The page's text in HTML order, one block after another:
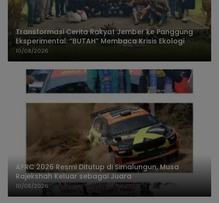
Transformasi Cerita Rakyat Jember ke Panggung
Eksperimental: “BUTAH” Membaca Krisis Ekologi
10/08/2026
APRC 2026 Resmi Ditutup di Simalungun, Musa
Rajekshah Keluar sebagai Juara
10/08/2026